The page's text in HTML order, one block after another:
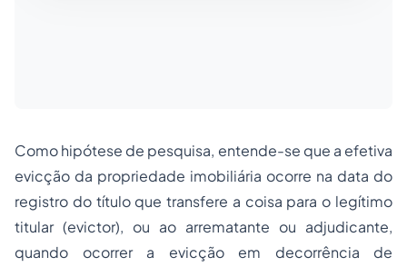
Como hipótese de pesquisa, entende-se que a efetiva
evicção da propriedade imobiliária ocorre na data do
registro do título que transfere a coisa para o legítimo
titular (evictor), ou ao arrematante ou adjudicante,
quando ocorrer a evicção em decorrência de